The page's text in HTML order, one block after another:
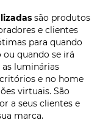
são produtos
e clientes
para quando
quando se irá
luminárias
e no home
virtuais. São
a seus clientes e
marca.